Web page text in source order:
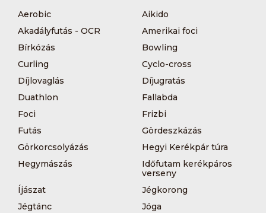
Aerobic
Aikido
Akadályfutás - OCR
Amerikai foci
Bírkózás
Bowling
Curling
Cyclo-cross
Díjlovaglás
Díjugratás
Duathlon
Fallabda
Foci
Frizbi
Futás
Gördeszkázás
Görkorcsolyázás
Hegyi Kerékpár túra
Hegymászás
Időfutam kerékpáros
verseny
Íjászat
Jégkorong
Jégtánc
Jóga